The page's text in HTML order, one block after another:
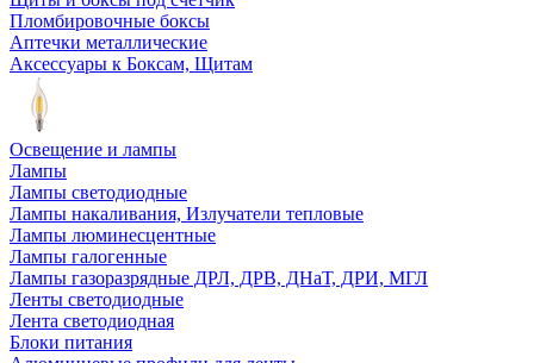
Пломбировочные боксы
Аптечки металлические
Аксессуары к Боксам, Щитам
Освещение и лампы
Лампы
Лампы светодиодные
Лампы накаливания, Излучатели тепловые
Лампы люминесцентные
Лампы галогенные
Лампы газоразрядные ДРЛ, ДРВ, ДНаТ, ДРИ, МГЛ
Ленты светодиодные
Лента светодиодная
Блоки питания